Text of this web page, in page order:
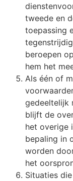
tweede en
toepassing
beroepen
hem het
Als één of
gedeeltelijk
blijft de
het overige
bepaling in
worden
het
Situaties